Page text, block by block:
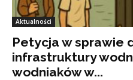
Aktualności
Petycja w sprawie
infrastruktury
wodniaków w...